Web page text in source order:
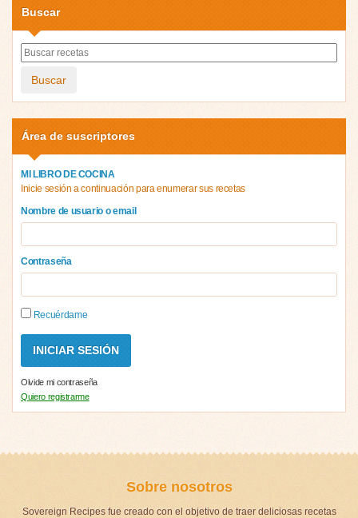
Buscar
Buscar
Área de suscriptores
MI LIBRO DE COCINA
Inicie sesión a continuación para enumerar sus recetas
Nombre de usuario o email
Contraseña
Recuérdame
Olvide mi contraseña
Quiero registrarme
Sobre nosotros
Sovereign Recipes fue creado con el objetivo de traer deliciosas recetas